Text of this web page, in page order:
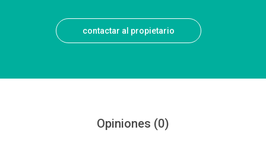
contactar al propietario
Opiniones (0)